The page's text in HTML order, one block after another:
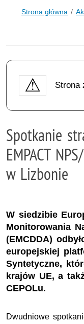
Strona główna
Strona
Spotkanie
EMPACT
w Lizbonie
W siedzibie
Monitorowania
(EMCDDA)
europejskiej
Syntetyczne,
krajów UE, a
CEPOLu.
Dwudniowe